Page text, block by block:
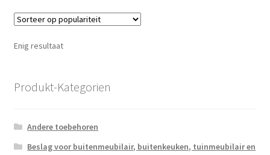
Enig resultaat
Produkt-Kategorien
Andere toebehoren
Beslag voor buitenmeubilair, buitenkeuken, tuinmeubilair en